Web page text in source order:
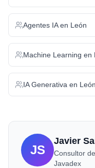
Agentes IAen León
Machine Learning en
IA Generativa en León
JS
Javier
Consultor
Javadex